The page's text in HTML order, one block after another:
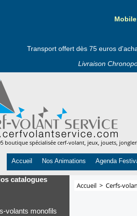
Mobile
Transport offert dès 75 euros
Livraison
boutique spécialisée cerf-volant, jeux, jouets,
Accueil Nos Animations Agenda
catalogues
volants monofils
Accueil > Cerfs-